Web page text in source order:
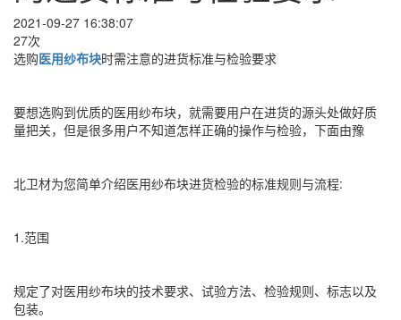
2021-09-27 16:38:07
27次
选购医用纱布块时需注意的进货标准与检验要求
要想选购到优质的医用纱布块，就需要用户在进货的源头处做好质
量把关，但是很多用户不知道怎样正确的操作与检验，下面由豫
北卫材为您简单介绍医用纱布块进货检验的标准规则与流程:
1.范围
规定了对医用纱布块的技术要求、试验方法、检验规则、标志以及
包装。